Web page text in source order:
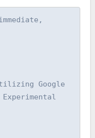
Google